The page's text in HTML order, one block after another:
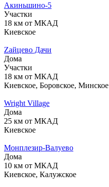
Акиньшино-5
Участки
18 км от МКАД
Киевское
Zайцево Дачи
Дома
Участки
18 км от МКАД
Киевское, Боровское, Минское
Wright Village
Дома
25 км от МКАД
Киевское
Монплезир-Валуево
Дома
10 км от МКАД
Киевское, Калужское